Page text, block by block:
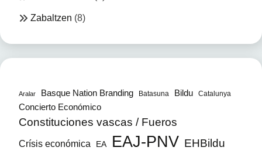
Zabaltzen (8)
Aralar Basque Nation Branding Batasuna Bildu Catalunya
Concierto Económico
Constituciones vascas / Fueros
Crísis económica EA EAJ-PNV EHBildu